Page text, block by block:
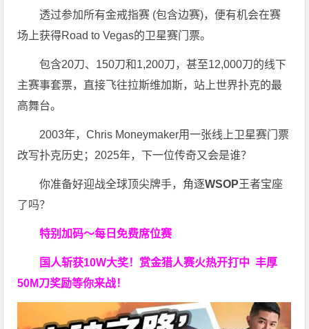
透过参加所有金戒指赛 (包含边赛)，便有机会在赛
场上获得Road to Vegas的卫星赛门票。
包含20刀、150刀和1,200刀，甚至12,000刀的线下
主赛事套票，直接飞往拉斯维加斯，站上世界扑克的最
高舞台。
2003年，Chris Moneymaker用一张线上卫星赛门票
改写扑克历史；2025年，下一位传奇又会是谁？
你准备好迎战全球顶尖牌手，角逐WSOP王者宝座
了吗？
特别加码～每日免费席位赛
国人斩获10W大奖！ 赏金猎人赛火热开打中 丰厚
50M刀奖励等你来战！